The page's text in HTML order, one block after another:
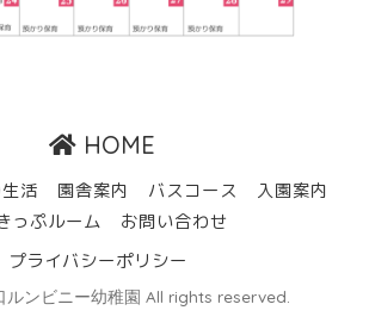
HOME
活 園舎案内 バスコース
入園案内
っぷルーム
お問い合わせ
プライバシーポリシー
ンビニー幼稚園 All rights reserved.